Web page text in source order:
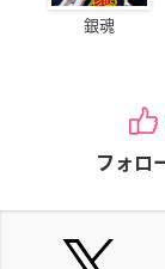
銀魂
フォロ